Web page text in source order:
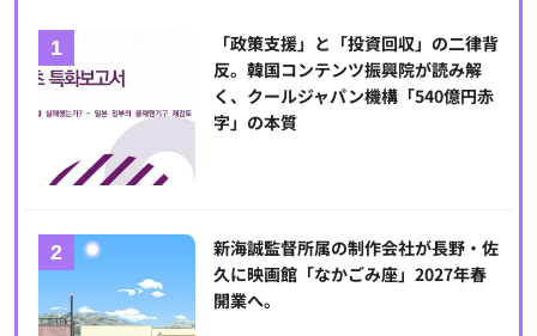
「政策支援」と「投資回収」の二律背
反。韓国コンテンツ振興院が読み解
く、クールジャパン機構「540億円赤
字」の本質
新海誠監督所属の制作会社が長野・佐
久に映画館「なかごみ座」2027年春
開業へ。